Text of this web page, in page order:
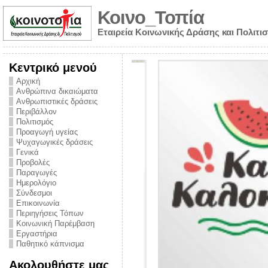
Κοινο_Τοπία
Εταιρεία Κοινωνικής Δράσης και
Κεντρικό μενού
Αρχική
Ανθρώπινα δικαιώματα
Ανθρωπιστικές δράσεις
Περιβάλλον
Πολιτισμός
Προαγωγή υγείας
Ψυχαγωγικές δράσεις
Γενικά
Προβολές
Παραγωγές
Ημερολόγιο
Σύνδεσμοι
Επικοινωνία
Περιηγήσεις Τόπων
Κοινωνική Παρέμβαση
Εργαστήρια
Παθητικό κάπνισμα
Ακολουθήστε μας
από την
την ημέρα
και
στο